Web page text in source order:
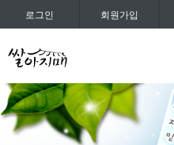
로그인 회원가입